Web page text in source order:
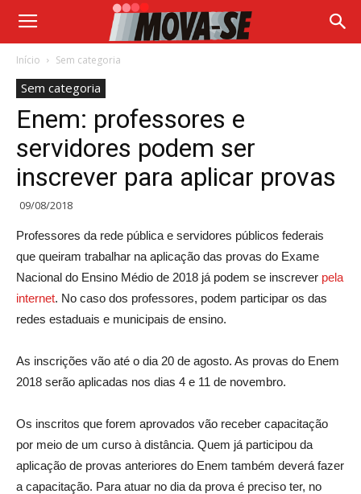
Início Sem categoria
Sem categoria
Enem: professores e
servidores podem ser
inscrever para aplicar provas
09/08/2018
Professores da rede pública e servidores públicos federais
que queiram trabalhar na aplicação das provas do Exame
Nacional do Ensino Médio de 2018 já podem se inscrever pela
internet. No caso dos professores, podem participar os das
redes estaduais e municipais de ensino.
As inscrições vão até o dia 20 de agosto. As provas do Enem
2018 serão aplicadas nos dias 4 e 11 de novembro.
Os inscritos que forem aprovados vão receber capacitação
por meio de um curso à distância. Quem já participou da
aplicação de provas anteriores do Enem também deverá fazer
a capacitação. Para atuar no dia da prova é preciso ter, no